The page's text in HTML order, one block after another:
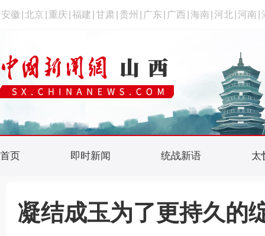
安徽 北京 重庆 福建 甘肃 贵州 广东 广西 海南 河北 河南
首页 即时新闻 统战新语 太
凝结成玉为了更持久的